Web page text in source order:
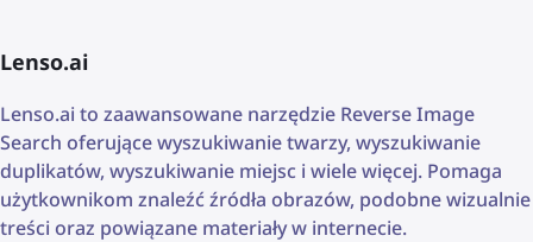
Lenso.ai
Lenso.ai to zaawansowane narzędzie Reverse Image
Search oferujące wyszukiwanie twarzy, wyszukiwanie
duplikatów, wyszukiwanie miejsc i wiele więcej. Pomaga
użytkownikom znaleźć źródła obrazów, podobne wizualnie
treści oraz powiązane materiały w internecie.